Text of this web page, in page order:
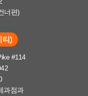
너편)
티)
#114
과점과